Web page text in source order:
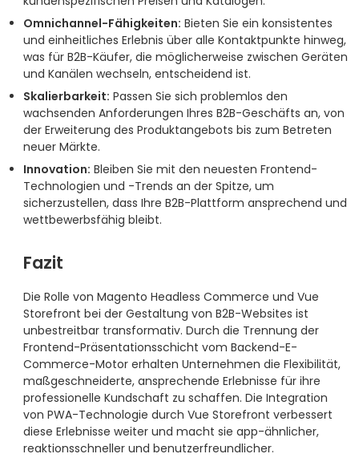
Omnichannel-Fähigkeiten: Bieten Sie ein konsistentes
und einheitliches Erlebnis über alle Kontaktpunkte hinweg,
was für B2B-Käufer, die möglicherweise zwischen Geräten
und Kanälen wechseln, entscheidend ist.
Skalierbarkeit: Passen Sie sich problemlos den
wachsenden Anforderungen Ihres B2B-Geschäfts an, von
der Erweiterung des Produktangebots bis zum Betreten
neuer Märkte.
Innovation: Bleiben Sie mit den neuesten Frontend-
Technologien und -Trends an der Spitze, um
sicherzustellen, dass Ihre B2B-Plattform ansprechend und
wettbewerbsfähig bleibt.
Fazit
Die Rolle von Magento Headless Commerce und Vue
Storefront bei der Gestaltung von B2B-Websites ist
unbestreitbar transformativ. Durch die Trennung der
Frontend-Präsentationsschicht vom Backend-E-
Commerce-Motor erhalten Unternehmen die Flexibilität,
maßgeschneiderte, ansprechende Erlebnisse für ihre
professionelle Kundschaft zu schaffen. Die Integration
von PWA-Technologie durch Vue Storefront verbessert
diese Erlebnisse weiter und macht sie app-ähnlicher,
reaktionsschneller und benutzerfreundlicher.